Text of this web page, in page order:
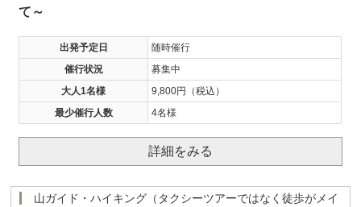
て～
出発予定日
随時催行
催行状況
募集中
大人1名様
9,800円（税込）
最少催行人数
4名様
詳細をみる
山ガイド・ハイキング（タクシーツアーではなく徒歩がメイ